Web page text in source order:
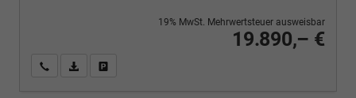
19.890,– €
19% MwSt. Mehrwertsteuer ausweisbar
Wir rufen Sie anPDF-Fahrzeugexposé drucken